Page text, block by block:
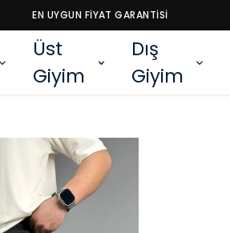
EN UYGUN FİYAT GARANTİSİ
Üst
Giyim
Dış
Giyim